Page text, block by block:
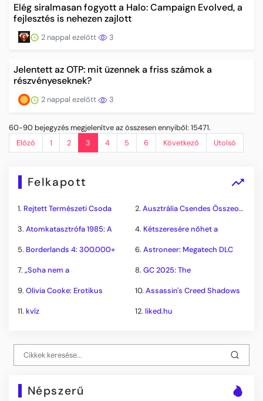
Elég siralmasan fogyott a Halo: Campaign Evolved, a
fejlesztés is nehezen zajlott
2 nappal ezelőtt 3
Jelentett az OTP: mit üzennek a friss számok a
részvényeseknek?
2 nappal ezelőtt 3
60-90 bejegyzés megjelenítve az összesen ennyiből: 15471.
Előző
1 2 3 4 5 6 Következő Utolsó
Felkapott
1. Rejtett Természeti Csoda 2. Ausztrália Csendes Összeomlása
3. Atomkatasztrófa 1985: A 4. Kétszeresére nőhet a
5. Borderlands 4: 300.000+ 6. Astroneer: Megatech DLC
7. „Soha nem a 8. GC 2025: The
9. Olivia Cooke: Erotikus 10. Assassin's Creed Shadows
11. kvíz 12. liked.hu
Népszerű